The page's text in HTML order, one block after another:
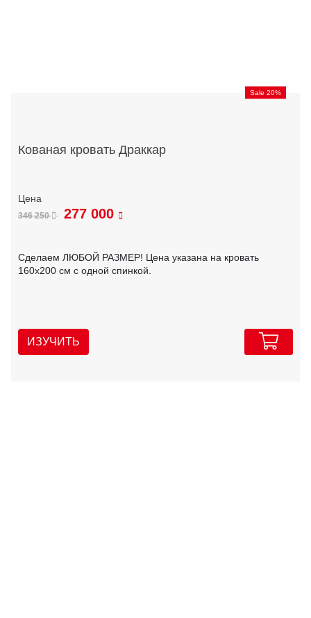
Sale 20%
Кованая кровать Драккар
346 250 277 000
Сделаем ЛЮБОЙ РАЗМЕР! Цена указана на кровать
160х200 см с одной спинкой.
ИЗУЧИТЬ